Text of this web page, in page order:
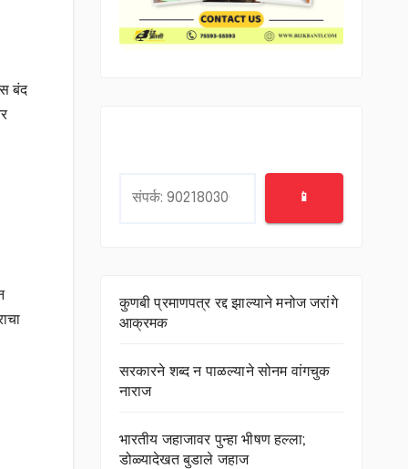
बंद
📱
कुणबी प्रमाणपत्र रद्द झाल्याने मनोज जरांगे
आक्रमक
सरकारने शब्द न पाळल्याने सोनम वांगचुक
नाराज
भारतीय जहाजावर पुन्हा भीषण हल्ला;
डोळ्यादेखत बुडाले जहाज